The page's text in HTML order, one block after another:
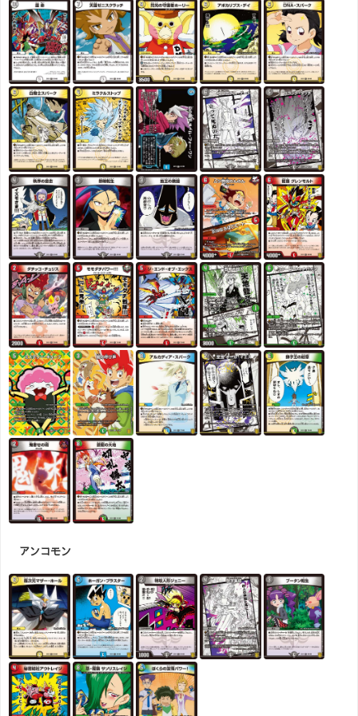
アンコモン